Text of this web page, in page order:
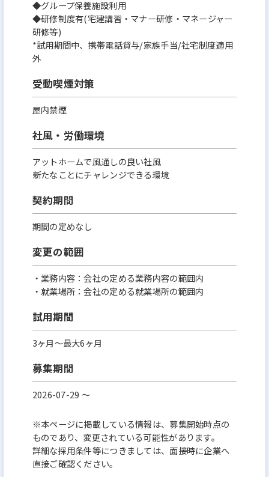
◆グループ保養施設利用
◆研修制度有(宅建講習・マナー研修・マネージャー
研修等)
*試用期間中、携帯電話貸与/家族手当/社宅制度適用
外
受動喫煙対策
屋内禁煙
社風・労働環境
アットホームで風通しの良い社風
新たなことにチャレンジできる環境
契約期間
期間の定めなし
変更の範囲
・業務内容：会社の定める業務内容の範囲内
・就業場所：会社の定める就業場所の範囲内
試用期間
3ヶ月～最大6ヶ月
募集期間
2026-07-29 〜
※本ページに掲載している情報は、募集開始時点の
ものであり、変更されている可能性があります。
詳細な採用条件等につきましては、面接時に企業へ
直接ご確認ください。